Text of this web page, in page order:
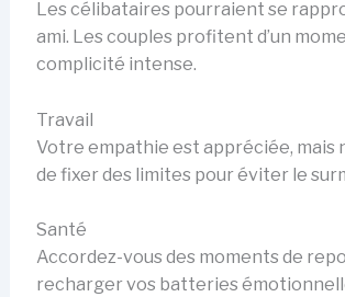
Les célibataires pourraient se
ami. Les couples profitent d’un
complicité intense.
Travail
Votre empathie est appréciée, mais
de fixer des limites pour éviter le
Santé
Accordez-vous des moments de
recharger vos batteries